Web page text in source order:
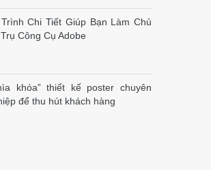
Trình Chi Tiết Giúp Bạn Làm Chủ
Công Cụ Adobe
khóa” thiết kế poster chuyên
để thu hút khách hàng